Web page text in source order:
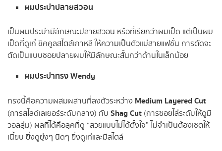
ผมประบ่าปลายสวอน
เป็นผมประบ่ามีลักษณะปลายสวอน หรือที่เรียกว่าผมเป็ด แต่เป็นผม
เป็ดที่ดูเก๋ ชิคคูลสไตล์เกาหลี ให้ความเป็นตัวแม่สายแฟชั่น การตัดจะ
ตัดเป็นแบบซอยปลายผมให้มีลักษณะสั้นกว่าด้านในเล็กน้อย
ผมประบ่าทรง Wendy
ทรงนี้คือความผสมผสานที่ลงตัวระหว่าง Medium Layered Cut
(การสไลด์เลเยอร์ระดับกลาง) กับ Shag Cut (การซอยไล่ระดับให้ดูมี
วอลลุ่ม) ผลที่ได้คือลุคที่ดู “สวยแบบไม่ได้ตั้งใจ” ไม่จำเป็นต้องเซตให้
เนี้ยบ ยิ่งดูยุ่งๆ นิดๆ ยิ่งดูเท่และมีสไตล์